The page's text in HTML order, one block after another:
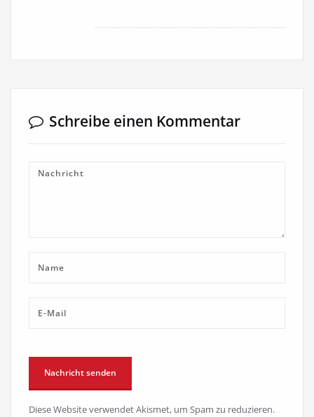
Schreibe einen Kommentar
Diese Website verwendet Akismet, um Spam zu reduzieren.